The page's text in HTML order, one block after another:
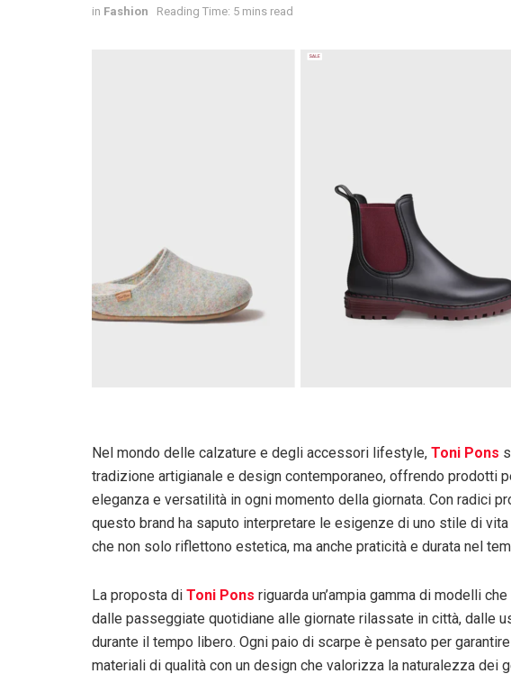
in Fashion Reading Time: 5 mins read
Nel mondo delle calzature e degli accessori lifestyle, Toni Pons
tradizione artigianale e design contemporaneo, offrendo prodotti
eleganza e versatilità in ogni momento della giornata. Con radici
questo brand ha saputo interpretare le esigenze di uno stile di
che non solo riflettono estetica, ma anche praticità e durata nel
La proposta di Toni Pons riguarda un’ampia gamma di modelli
dalle passeggiate quotidiane alle giornate rilassate in città, dalle
durante il tempo libero. Ogni paio di scarpe è pensato per
materiali di qualità con un design che valorizza la naturalezza dei